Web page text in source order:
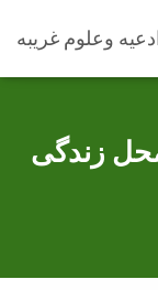
وعلوم غریبه
زندگی